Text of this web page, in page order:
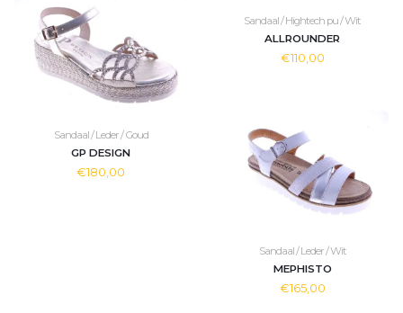
Sandaal / Leder / Goud
GP DESIGN
€180,00
Sandaal / Hightech pu / Wit
ALLROUNDER
€110,00
Sandaal / Leder / Wit
MEPHISTO
€165,00